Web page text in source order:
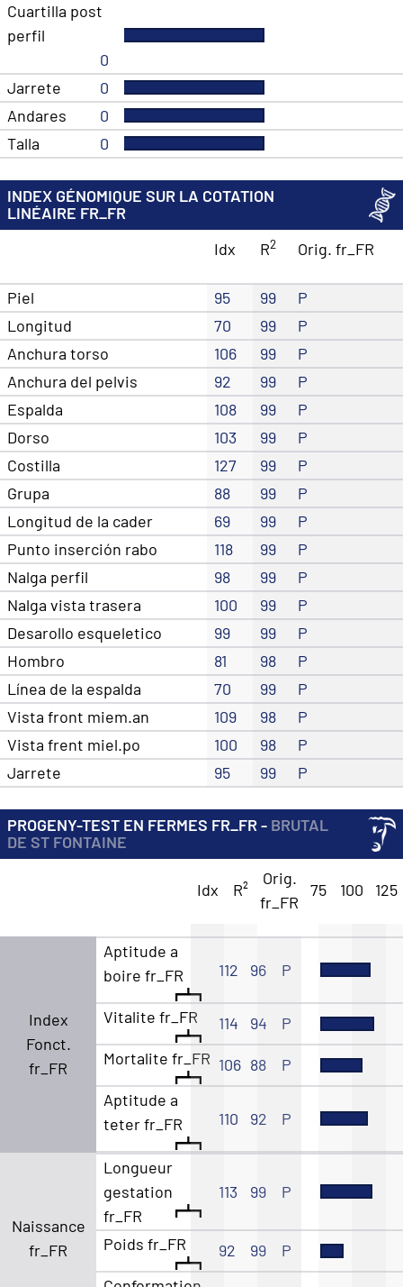
Cuartilla post
perfil
0
Jarrete
0
Andares
0
Talla
0
INDEX GÉNOMIQUE SUR LA COTATION
LINÉAIRE FR_FR
Idx
R2 Orig. fr_FR
Piel 95 99
P
Longitud
70 99
P
Anchura torso
106 99
P
Anchura del pelvis
92 99
P
Espalda
108 99
P
Dorso
103 99
P
Costilla
127 99
P
Grupa
88 99
P
Longitud de la cader
69 99
P
Punto inserción rabo
118 99
P
Nalga perfil
98 99
P
Nalga vista trasera
100 99
P
Desarollo esqueletico
99 99
P
Hombro
81 98
P
Línea de la espalda
70 99
P
Vista front miem.an
109 98
P
Vista frent miel.po
100 98
P
Jarrete
95 99 P
PROGENY-TEST EN FERMES FR_FR - BRUTAL
DE ST FONTAINE
Idx R²
Orig.
fr_FR
75 100 125
Index
Fonct.
fr_FR
Aptitude a
boire fr_FR
112 96 P
Vitalite fr_FR 114 94
P
Mortalite fr_FR 106 88
P
Aptitude a
teter fr_FR
110 92 P
Naissance
fr_FR
Longueur
gestation
fr_FR
113 99 P
Poids fr_FR 92 99
P